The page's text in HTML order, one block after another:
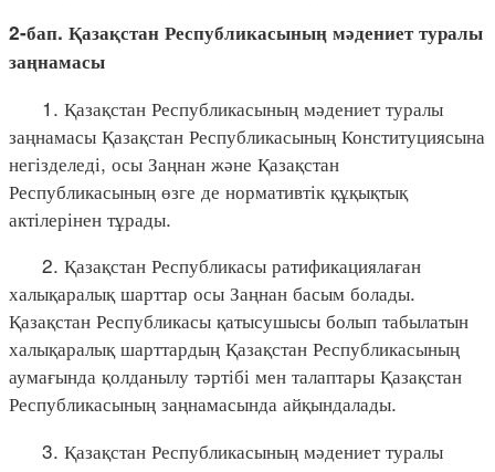
2-бап. Қазақстан Республикасының мәдениет туралы
заңнамасы
1. Қазақстан Республикасының мәдениет туралы
заңнамасы Қазақстан Республикасының Конституциясына
негізделеді, осы Заңнан және Қазақстан
Республикасының өзге де нормативтік құқықтық
актілерінен тұрады.
2. Қазақстан Республикасы ратификациялаған
халықаралық шарттар осы Заңнан басым болады.
Қазақстан Республикасы қатысушысы болып табылатын
халықаралық шарттардың Қазақстан Республикасының
аумағында қолданылу тәртібі мен талаптары Қазақстан
Республикасының заңнамасында айқындалады.
3. Қазақстан Республикасының мәдениет туралы